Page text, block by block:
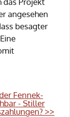
angesehen
besagter
Fennek-
- Stiller
>>